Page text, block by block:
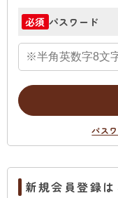
必須 パスワード
パス
新規会員登録は